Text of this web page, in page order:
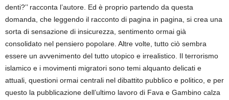
denti?’’ racconta l’autore. Ed è proprio partendo da questa
domanda, che leggendo il racconto di pagina in pagina, si crea una
sorta di sensazione di insicurezza, sentimento ormai già
consolidato nel pensiero popolare. Altre volte, tutto ciò sembra
essere un avvenimento del tutto utopico e irrealistico. Il terrorismo
islamico e i movimenti migratori sono temi alquanto delicati e
attuali, questioni ormai centrali nel dibattito pubblico e politico, e per
questo la pubblicazione dell’ultimo lavoro di Fava e Gambino calza